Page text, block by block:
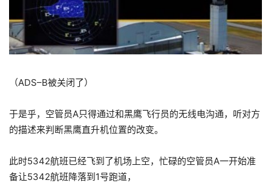
（ADS–B被关闭了）
于是乎，空管员A只得通过和黑鹰飞行员的无线电沟通，听对方
的描述来判断黑鹰直升机位置的改变。
此时5342航班已经飞到了机场上空，忙碌的空管员A一开始准
备让5342航班降落到1号跑道，